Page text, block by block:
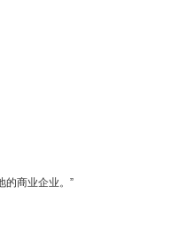
商业企业。”